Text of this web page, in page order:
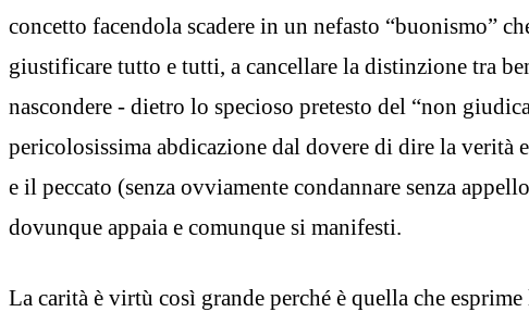
concetto facendola scadere in un nefasto “buonismo”
giustificare tutto e tutti, a cancellare la distinzione tra
nascondere - dietro lo specioso pretesto del “non
pericolosissima abdicazione dal dovere di dire la verità
e il peccato (senza ovviamente condannare senza
dovunque appaia e comunque si manifesti.
La carità è virtù così grande perché è quella che